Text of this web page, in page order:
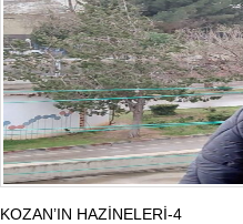
KOZAN’IN HAZİNELERİ-4